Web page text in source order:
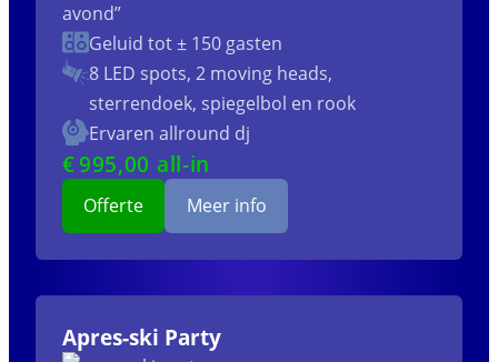
avond”
Geluid tot ± 150 gasten
8 LED spots, 2 moving heads,
sterrendoek, spiegelbol en rook
Ervaren allround dj
€995,00 all-in
Offerte Meer info
Apres-ski Party